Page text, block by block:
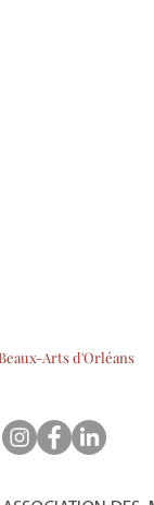
Arts d'Orléans